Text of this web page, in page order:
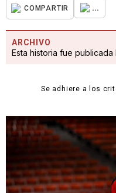
COMPARTIR ...
ARCHIVO
Esta historia fue publicada
Se adhiere a los